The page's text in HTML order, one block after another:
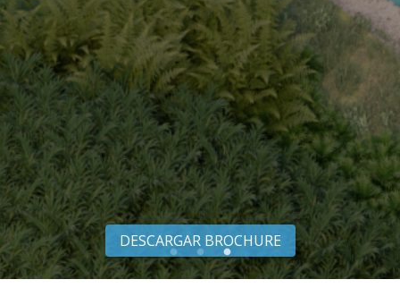
DESCARGAR BROCHURE